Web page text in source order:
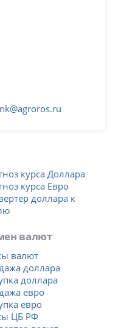
курса Доллара
курса Евро
доллара к
валют
валют
доллара
доллара
евро
евро
ЦБ РФ